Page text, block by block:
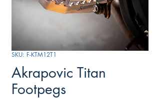
SKU: F-KTM12T1
Akrapovic Titan
Footpegs